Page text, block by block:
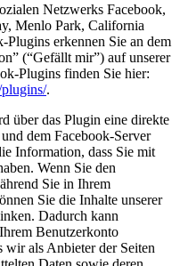
Netzwerks Facebook,
Menlo Park, California
erkennen Sie an dem
(“Gefällt mir”) auf unserer
Plugins finden Sie hier:
.
über das Plugin eine direkte
dem Facebook-Server
Information, dass Sie mit
Wenn Sie den
Sie in Ihrem
Sie die Inhalte unserer
Dadurch kann
Benutzerkonto
wir als Anbieter der Seiten